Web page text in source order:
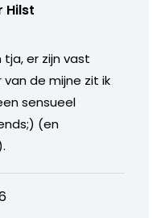
Hilst
tja, er zijn vast
de mijne zit ik
sensueel
(en